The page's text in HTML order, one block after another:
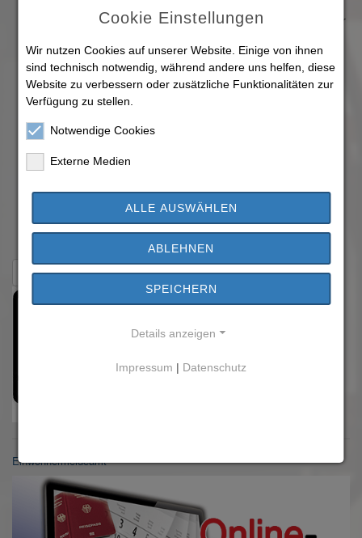
Obdachlosen (Obdachlosensatzung) der Gemeinde Trebur
von der Verwaltung: Jennifer Mathes, Fachdienst
Sicherheit, Ordnung und Bürgerservice
Änderung der Gebührensatzung zur Satzung über die
Trebur
Kinder und Senioren
Antrag der CDU-Fraktion, Stolpersteine wieder verlegen
Antrag der CDU-Fraktion, Säuberung Kriegerdenkmal
Zurück zur Übersicht
Einwohnermeldeamt
Cookie Einstellungen
Wir nutzen Cookies auf unserer Website. Einige von ihnen
sind technisch notwendig, während andere uns helfen, diese
Website zu verbessern oder zusätzliche Funktionalitäten zur
Verfügung zu stellen.
Notwendige Cookies
Externe Medien
ALLE AUSWÄHLEN
ABLEHNEN
SPEICHERN
Details anzeigen
Impressum | Datenschutz